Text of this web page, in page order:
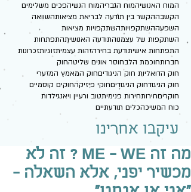
המוח האנושיהמוח הגבריהמוח הנשיהפכים משלימים
הקשבההקשר בין תודעה לבריאת מציאותהשוואה
השפעההשתקפויותהשתקפויות מציאות
השתקפות של עצמנוהתודעה האנושיתהתפתחות
התפתחות אישיתודעת בחירהזהות עצמיתזוגיותזכרונות
חברותחוכמת הלבחוסר אונים שליטהחוק
חוק הדואליות חוק הניגודיםחוק המאמץ המזערי
חוק הניגודחוק הניגודיםחוקי פיזיקהחוקים קוסמיים
חוקריםחירותחירות פנימיתטוב ורעיין ויאנגילדות
כוח המשיכהכלים תודעתיים
עיקבו אחרינו
מה זה ME - WE ? זה לא
מכשיר יפני, אלא השאלה -